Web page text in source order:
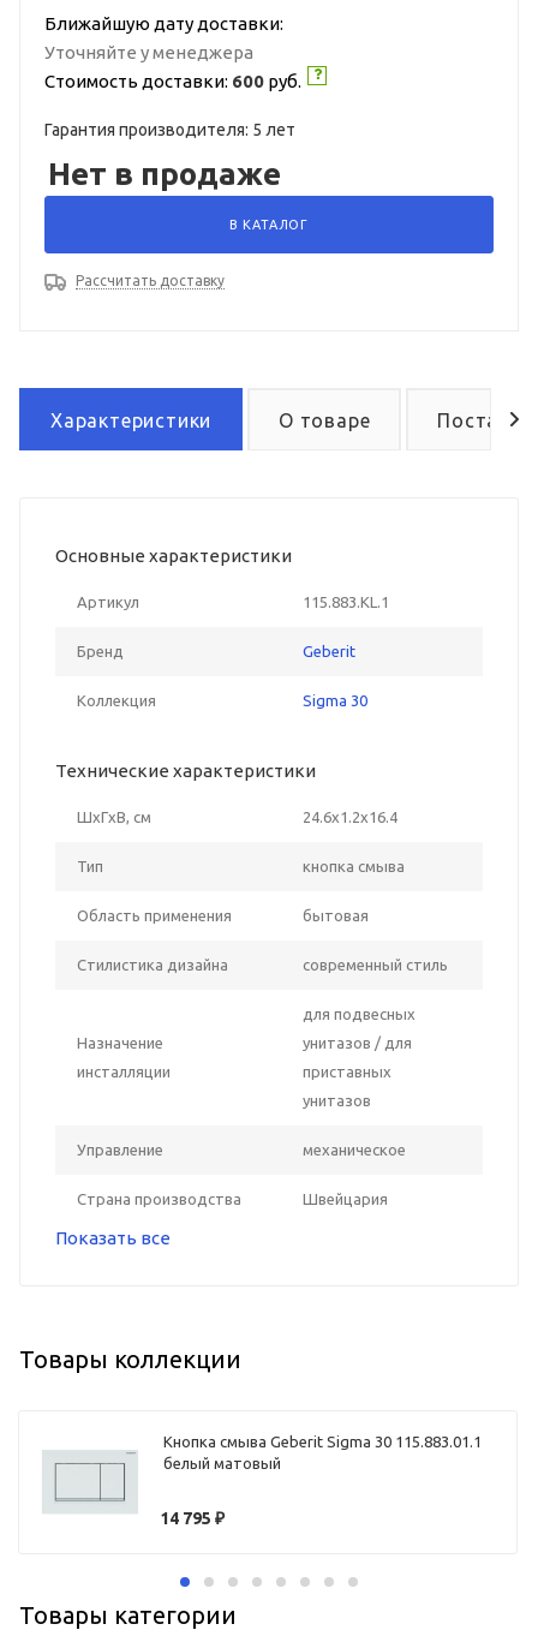
Ближайшую дату доставки:
Уточняйте у менеджера
Стоимость доставки: 600 руб.
Гарантия производителя: 5 лет
Нет в продаже
В КАТАЛОГ
Рассчитать доставку
Характеристики О товаре Поставка
Основные характеристики
Артикул 115.883.KL.1
Бренд Geberit
Коллекция Sigma 30
Технические характеристики
ШxГxВ, см 24.6x1.2x16.4
Тип кнопка смыва
Область применения бытовая
Стилистика дизайна современный стиль
Назначение
инсталляции
для подвесных
унитазов / для
приставных
унитазов
Управление механическое
Страна производства Швейцария
Показать все
Товары коллекции
Кнопка смыва Geberit Sigma 30 115.883.01.1
белый матовый
14 795 ₽
Товары категории